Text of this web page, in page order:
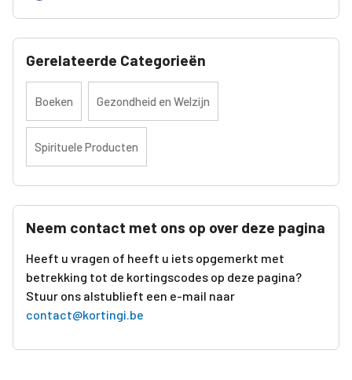
Gerelateerde Categorieën
Boeken Gezondheid en Welzijn
Spirituele Producten
Neem contact met ons op over deze pagina
Heeft u vragen of heeft u iets opgemerkt met
betrekking tot de kortingscodes op deze pagina?
Stuur ons alstublieft een e-mail naar
contact@kortingi.be